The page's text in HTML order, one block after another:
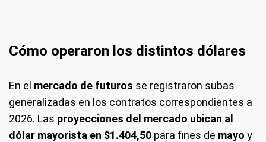
Cómo operaron los distintos dólares
En el mercado de futuros se registraron subas
generalizadas en los contratos correspondientes a
2026. Las proyecciones del mercado ubican al
dólar mayorista en $1.404,50 para fines de mayo y